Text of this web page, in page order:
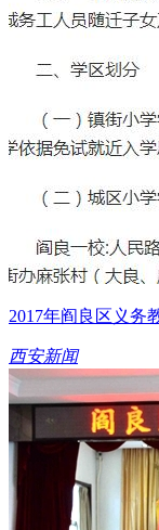
2017年阎良区义务
西安新闻